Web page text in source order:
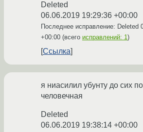
Deleted
06.06.2019 19:29:36 +00:00
Последнее исправление: Deleted
+00:00 (всего исправлений: 1)
Ссылка
я ниасилил убунту до сих
человечная
Deleted
06.06.2019 19:38:14 +00:00